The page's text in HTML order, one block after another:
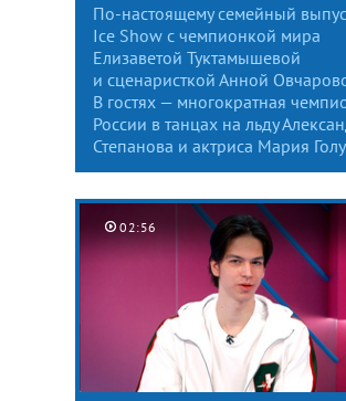
По-настоящему семейный
Ice Show с чемпионкой мира
Елизаветой Туктамышевой
и сценаристкой Анной
В гостях — многократная
России в танцах на льду
Степанова и актриса Мария
02:56